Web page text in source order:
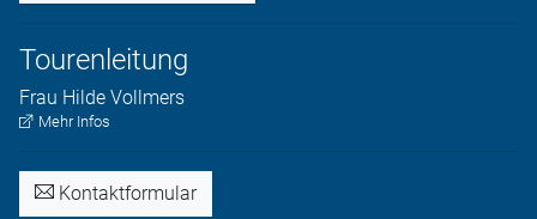
Tourenleitung
Frau Hilde Vollmers
Mehr Infos
Kontaktformular